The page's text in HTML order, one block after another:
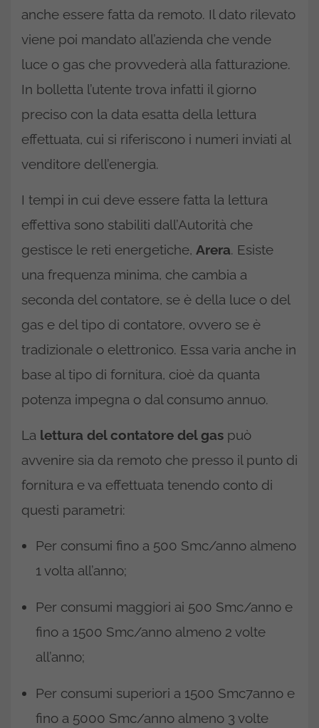
anche essere fatta da remoto. Il dato rilevato
viene poi mandato all’azienda che vende
luce o gas che provvederà alla fatturazione.
In bolletta l’utente trova infatti il giorno
preciso con la data esatta della lettura
effettuata, cui si riferiscono i numeri inviati al
venditore dell’energia.
I tempi in cui deve essere fatta la lettura
effettiva sono stabiliti dall’Autorità che
gestisce le reti energetiche, Arera. Esiste
una frequenza minima, che cambia a
seconda del contatore, se è della luce o del
gas e del tipo di contatore, ovvero se è
tradizionale o elettronico. Essa varia anche in
base al tipo di fornitura, cioè da quanta
potenza impegna o dal consumo annuo.
La lettura del contatore del gas può
avvenire sia da remoto che presso il punto di
fornitura e va effettuata tenendo conto di
questi parametri:
Per consumi fino a 500 Smc/anno almeno
1 volta all’anno;
Per consumi maggiori ai 500 Smc/anno e
fino a 1500 Smc/anno almeno 2 volte
all’anno;
Per consumi superiori a 1500 Smc7anno e
fino a 5000 Smc/anno almeno 3 volte